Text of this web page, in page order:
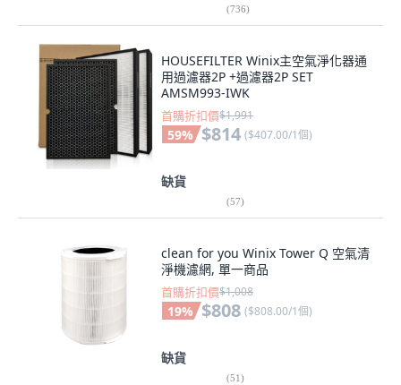
(736)
HOUSEFILTER Winix主空氣淨化器通
用過濾器2P +過濾器2P SET
AMSM993-IWK
首購折扣價$1,991
59% $814 ($407.00/1個)
缺貨
(57)
clean for you Winix Tower Q 空氣清
淨機濾網, 單一商品
首購折扣價$1,008
19% $808 ($808.00/1個)
缺貨
(51)